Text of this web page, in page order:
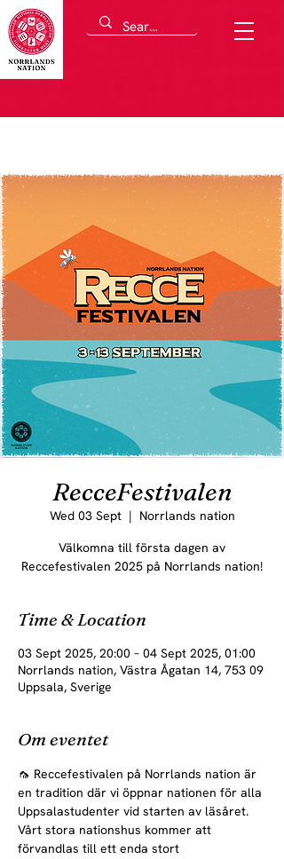
RecceFestivalen
Wed 03 Sept
  |
Norrlands nation
Välkomna till första dagen av
Reccefestivalen 2025 på Norrlands nation!
Time & Location
03 Sept 2025, 20:00 – 04 Sept 2025, 01:00
Norrlands nation, Västra Ågatan 14, 753 09
Uppsala, Sverige
Om eventet
🦟 Reccefestivalen på Norrlands nation är
en tradition där vi öppnar nationen för alla
Uppsalastudenter vid starten av läsåret.
Vårt stora nationshus kommer att
förvandlas till ett enda stort